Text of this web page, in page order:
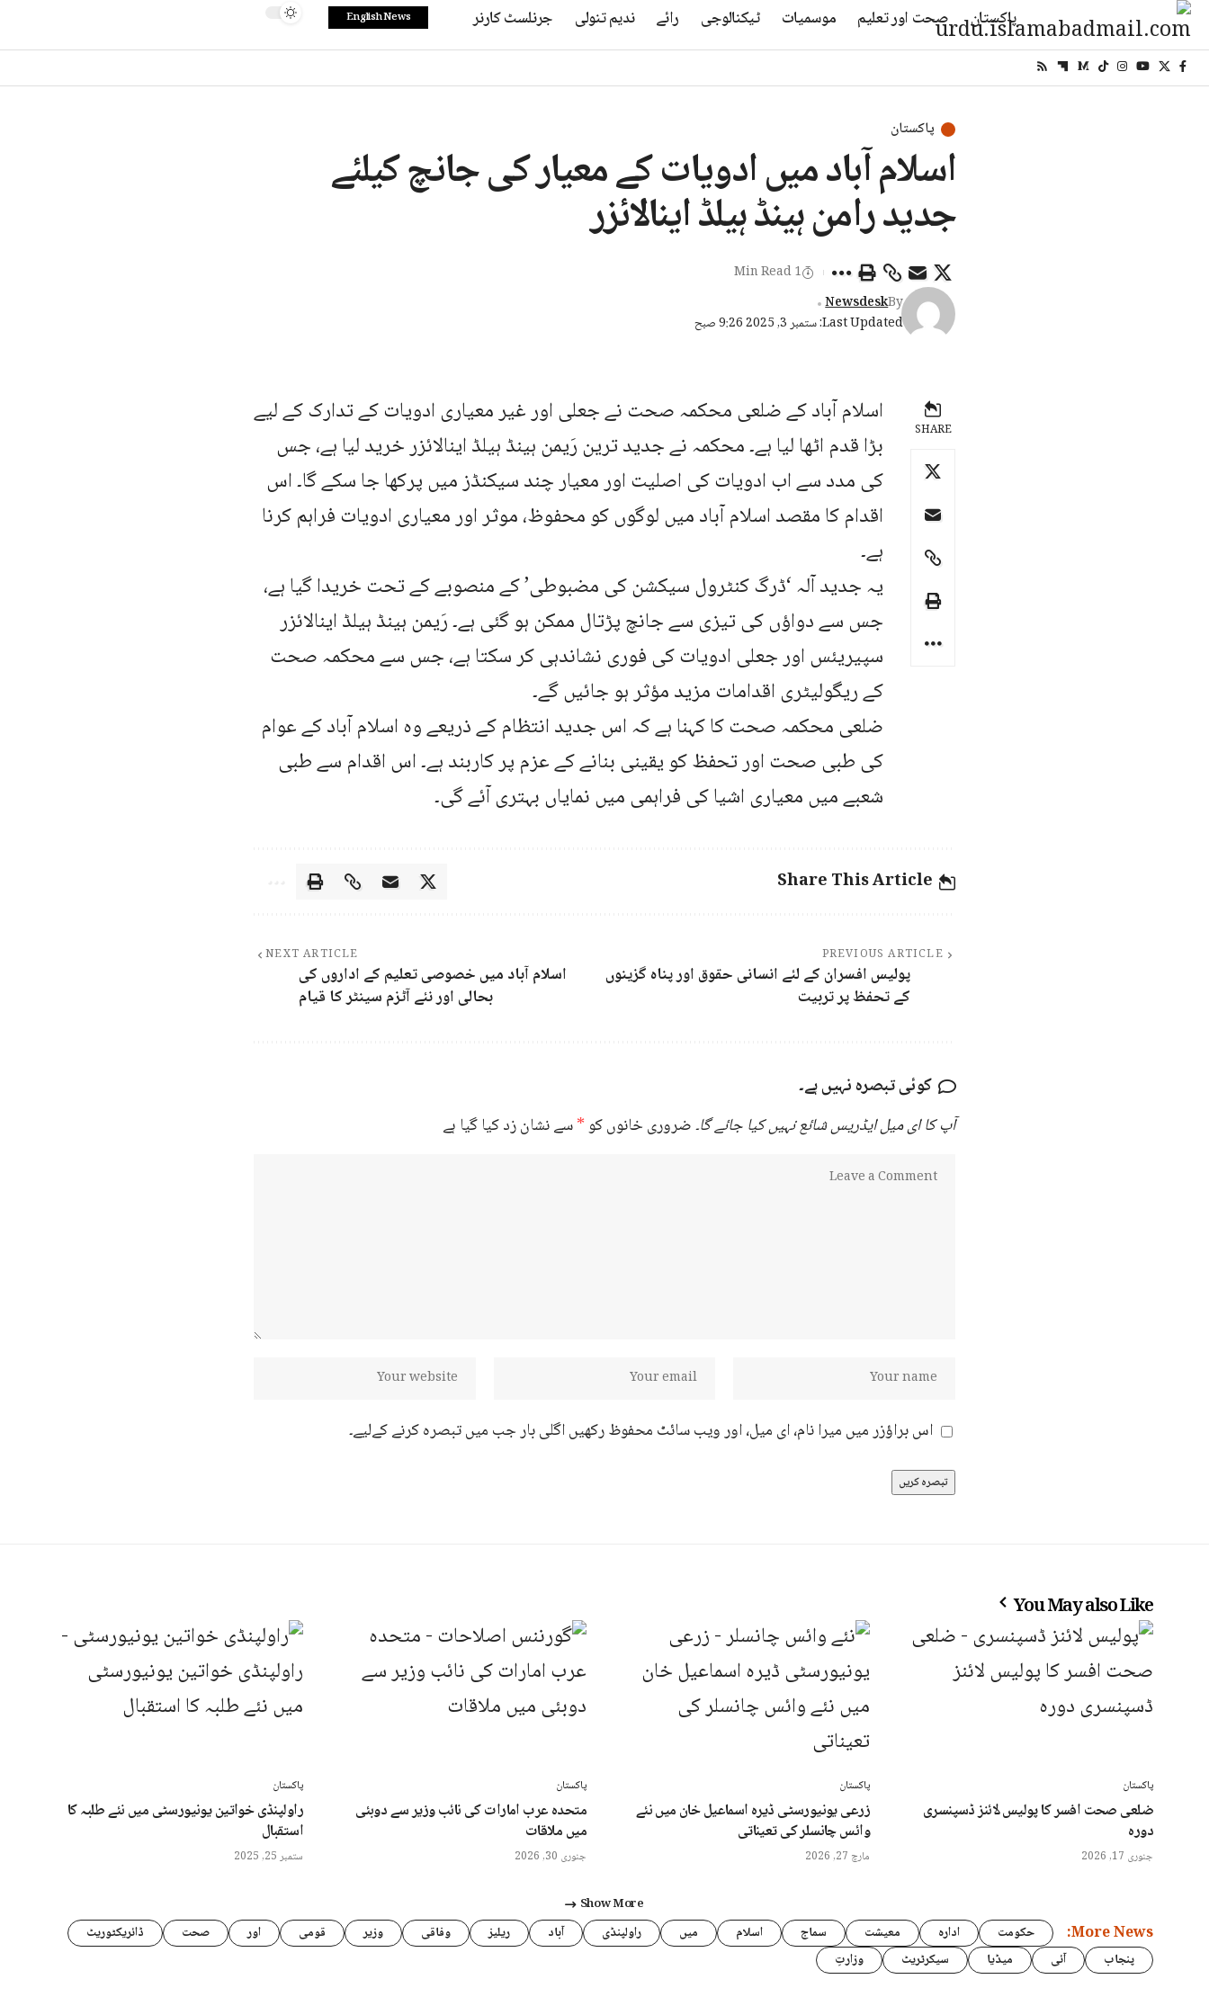
پاکستان صحت اور تعلیم موسمیات ٹیکنالوجی رائے ندیم تنولی جرنلسٹ کارنر English News
پاکستان
اسلام آباد میں ادویات کے معیار کی جانچ کیلئے
جدید رامن ہینڈ ہیلڈ اینالائزر
Last Updated: ستمبر 3, 2025 9:26 صبح
By
Newsdesk
1 Min Read
SHARE
اسلام آباد کے ضلعی محکمہ صحت نے جعلی اور غیر معیاری ادویات کے تدارک کے لیے
بڑا قدم اٹھا لیا ہے۔ محکمہ نے جدید ترین رَیمن ہینڈ ہیلڈ اینالائزر خرید لیا ہے، جس
کی مدد سے اب ادویات کی اصلیت اور معیار چند سیکنڈز میں پرکھا جا سکے گا۔ اس
اقدام کا مقصد اسلام آباد میں لوگوں کو محفوظ، موثر اور معیاری ادویات فراہم کرنا
ہے۔
یہ جدید آلہ ‘ڈرگ کنٹرول سیکشن کی مضبوطی’ کے منصوبے کے تحت خریدا گیا ہے،
جس سے دواؤں کی تیزی سے جانچ پڑتال ممکن ہو گئی ہے۔ رَیمن ہینڈ ہیلڈ اینالائزر
سپیریئس اور جعلی ادویات کی فوری نشاندہی کر سکتا ہے، جس سے محکمہ صحت
کے ریگولیٹری اقدامات مزید مؤثر ہو جائیں گے۔
ضلعی محکمہ صحت کا کہنا ہے کہ اس جدید انتظام کے ذریعے وہ اسلام آباد کے عوام
کی طبی صحت اور تحفظ کو یقینی بنانے کے عزم پر کاربند ہے۔ اس اقدام سے طبی
شعبے میں معیاری اشیا کی فراہمی میں نمایاں بہتری آئے گی۔
Share This Article
PREVIOUS ARTICLE
پولیس افسران کے لئے انسانی حقوق اور پناہ گزینوں
کے تحفظ پر تربیت
NEXT ARTICLE
اسلام آباد میں خصوصی تعلیم کے اداروں کی
بحالی اور نئے آٹزم سینٹر کا قیام
کوئی تبصرہ نہیں ہے۔
آپ کا ای میل ایڈریس شائع نہیں کیا جائے گا۔ضروری خانوں کو*سے نشان زد کیا گیا ہے
اس براؤزر میں میرا نام، ای میل، اور ویب سائٹ محفوظ رکھیں اگلی بار جب میں تبصرہ کرنے کےلیے۔
You May also Like
پاکستان
ضلعی صحت افسر کا پولیس لائنز ڈسپنسری
دورہ
جنوری 17, 2026
پاکستان
زرعی یونیورسٹی ڈیرہ اسماعیل خان میں نئے
وائس چانسلر کی تعیناتی
مارچ 27, 2026
پاکستان
متحدہ عرب امارات کی نائب وزیر سے دوبئی
میں ملاقات
جنوری 30, 2026
پاکستان
راولپنڈی خواتین یونیورسٹی میں نئے طلبہ کا
استقبال
ستمبر 25, 2025
Show More
More News: حکومت ادارہ معیشت سماج اسلام میں راولپنڈی آباد ریلیز وفاقی وزیر قومی اور صحت
ڈائریکٹوریٹ
پنجاب
آئی میڈیا سیکرٹریٹ وزارتِ